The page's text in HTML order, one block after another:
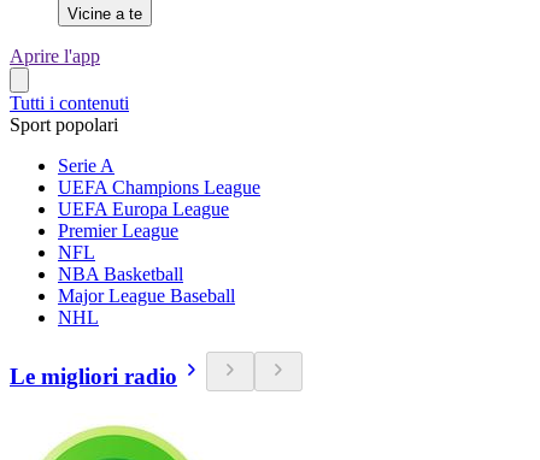
Vicine a te
Aprire l'app
Tutti i contenuti
Sport popolari
Serie A
UEFA Champions League
UEFA Europa League
Premier League
NFL
NBA Basketball
Major League Baseball
NHL
Le migliori radio